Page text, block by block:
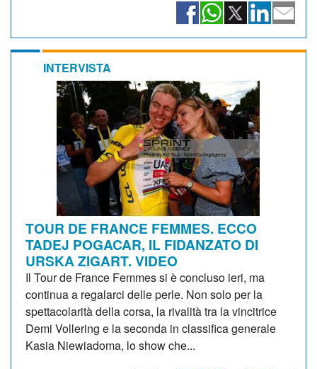
INTERVISTA
TOUR DE FRANCE FEMMES. ECCO
TADEJ POGACAR, IL FIDANZATO DI
URSKA ZIGART. VIDEO
Il Tour de France Femmes si è concluso ieri, ma
continua a regalarci delle perle. Non solo per la
spettacolarità della corsa, la rivalità tra la vincitrice
Demi Vollering e la seconda in classifica generale
Kasia Niewiadoma, lo show che...